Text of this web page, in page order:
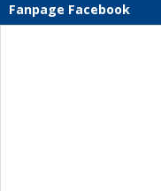
Fanpage Facebook